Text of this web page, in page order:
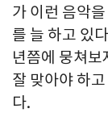
가 이런 음악
를 늘 하고 있
년쯤에 뭉쳐
잘 맞아야 하
다.